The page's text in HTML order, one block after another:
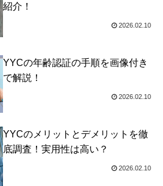
紹介！
2026.02.10
YYCの年齢認証の手順を画像付き
で解説！
2026.02.10
YYCのメリットとデメリットを徹
底調査！実用性は高い？
2026.02.10